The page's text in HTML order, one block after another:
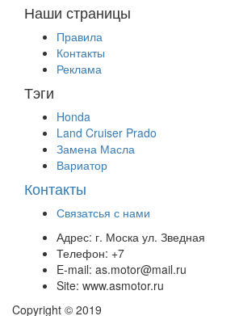
Наши страницы
Правила
Контакты
Реклама
Тэги
Honda
Land Cruiser Prado
Замена Масла
Вариатор
Контакты
Связатсья с нами
Адрес: г. Моска ул. Зведная
Телефон: +7
E-mail: as.motor@mail.ru
Site: www.asmotor.ru
Copyright © 2019